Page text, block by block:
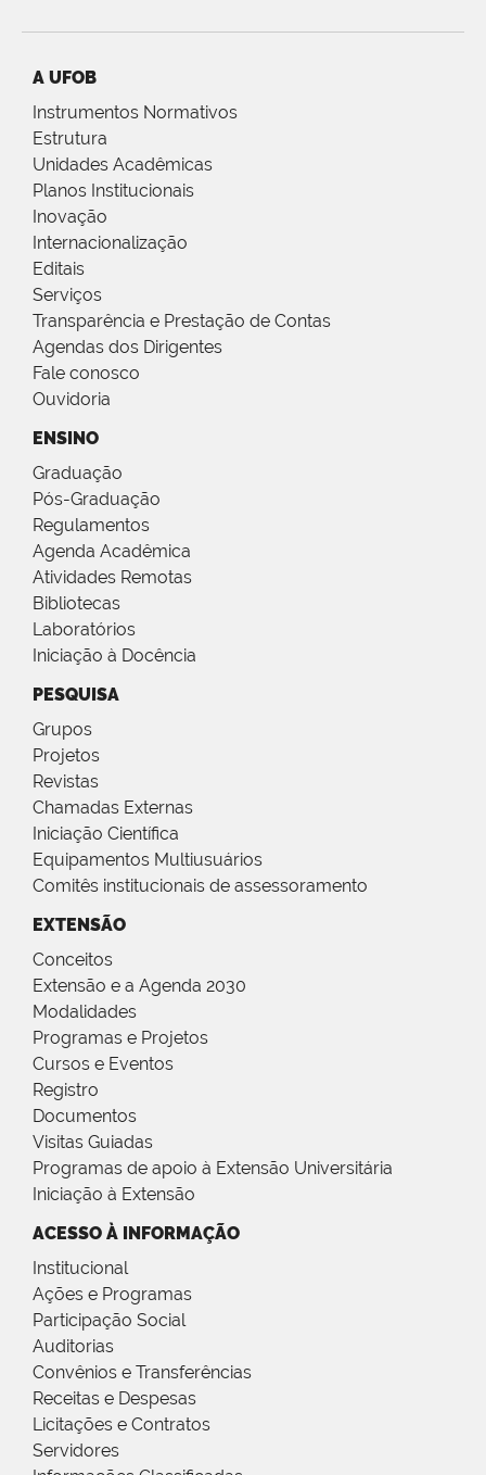
A UFOB
Instrumentos Normativos
Estrutura
Unidades Acadêmicas
Planos Institucionais
Inovação
Internacionalização
Editais
Serviços
Transparência e Prestação de Contas
Agendas dos Dirigentes
Fale conosco
Ouvidoria
ENSINO
Graduação
Pós-Graduação
Regulamentos
Agenda Acadêmica
Atividades Remotas
Bibliotecas
Laboratórios
Iniciação à Docência
PESQUISA
Grupos
Projetos
Revistas
Chamadas Externas
Iniciação Científica
Equipamentos Multiusuários
Comitês institucionais de assessoramento
EXTENSÃO
Conceitos
Extensão e a Agenda 2030
Modalidades
Programas e Projetos
Cursos e Eventos
Registro
Documentos
Visitas Guiadas
Programas de apoio à Extensão Universitária
Iniciação à Extensão
ACESSO À INFORMAÇÃO
Institucional
Ações e Programas
Participação Social
Auditorias
Convênios e Transferências
Receitas e Despesas
Licitações e Contratos
Servidores